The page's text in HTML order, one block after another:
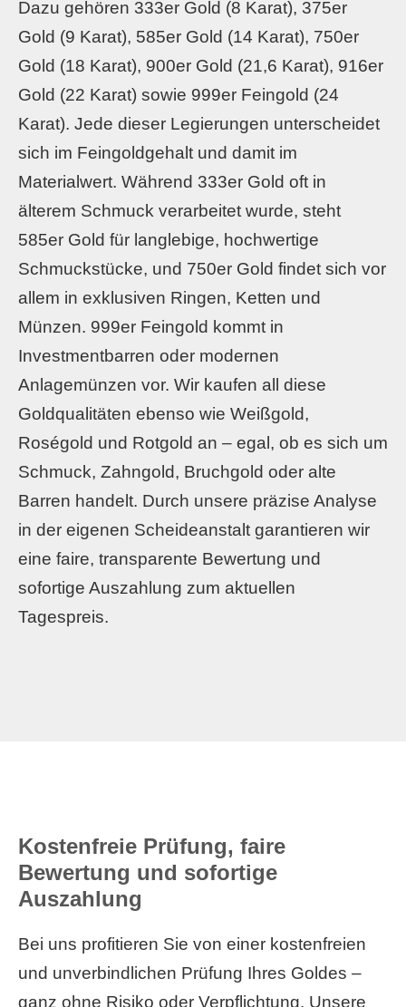
Dazu gehören 333er Gold (8 Karat), 375er
Gold (9 Karat), 585er Gold (14 Karat), 750er
Gold (18 Karat), 900er Gold (21,6 Karat), 916er
Gold (22 Karat) sowie 999er Feingold (24
Karat). Jede dieser Legierungen unterscheidet
sich im Feingoldgehalt und damit im
Materialwert. Während 333er Gold oft in
älterem Schmuck verarbeitet wurde, steht
585er Gold für langlebige, hochwertige
Schmuckstücke, und 750er Gold findet sich vor
allem in exklusiven Ringen, Ketten und
Münzen. 999er Feingold kommt in
Investmentbarren oder modernen
Anlagemünzen vor. Wir kaufen all diese
Goldqualitäten ebenso wie Weißgold,
Roségold und Rotgold an – egal, ob es sich um
Schmuck, Zahngold, Bruchgold oder alte
Barren handelt. Durch unsere präzise Analyse
in der eigenen Scheideanstalt garantieren wir
eine faire, transparente Bewertung und
sofortige Auszahlung zum aktuellen
Tagespreis.
Kostenfreie Prüfung, faire
Bewertung und sofortige
Auszahlung
Bei uns profitieren Sie von einer kostenfreien
und unverbindlichen Prüfung Ihres Goldes –
ganz ohne Risiko oder Verpflichtung. Unsere